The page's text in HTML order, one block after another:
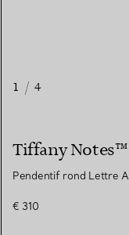
1 / 4
Tiffany Notes™
Pendentif rond Lettre
€ 310